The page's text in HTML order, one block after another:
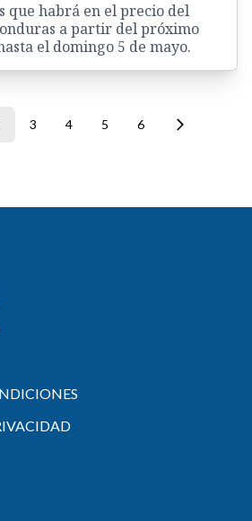
que habrá en el precio del
a partir del próximo
el domingo 5 de mayo.
3 4 5 6